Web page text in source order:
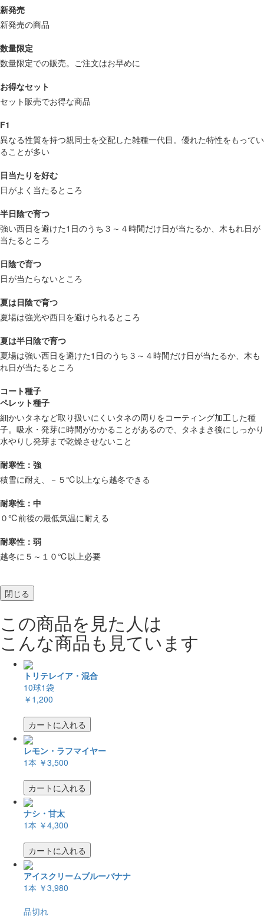
新発売
新発売の商品
数量限定
数量限定での販売。ご注文はお早めに
お得なセット
セット販売でお得な商品
F1
異なる性質を持つ親同士を交配した雑種一代目。優れた特性をもってい
ることが多い
日当たりを好む
日がよく当たるところ
半日陰で育つ
強い西日を避けた1日のうち３～４時間だけ日が当たるか、木もれ日が
当たるところ
日陰で育つ
日が当たらないところ
夏は日陰で育つ
夏場は強光や西日を避けられるところ
夏は半日陰で育つ
夏場は強い西日を避けた1日のうち３～４時間だけ日が当たるか、木も
れ日が当たるところ
コート種子
ペレット種子
細かいタネなど取り扱いにくいタネの周りをコーティング加工した種
子。吸水・発芽に時間がかかることがあるので、タネまき後にしっかり
水やりし発芽まで乾燥させないこと
耐寒性：強
積雪に耐え、－５℃以上なら越冬できる
耐寒性：中
０℃前後の最低気温に耐える
耐寒性：弱
越冬に５～１０℃以上必要
閉じる
この商品を見た人は
こんな商品も見ています
トリテレイア・混合
10球1袋
￥1,200
カートに入れる
レモン・ラフマイヤー
1本 ￥3,500
カートに入れる
ナシ・甘太
1本 ￥4,300
カートに入れる
アイスクリームブルーバナナ
1本 ￥3,980
品切れ